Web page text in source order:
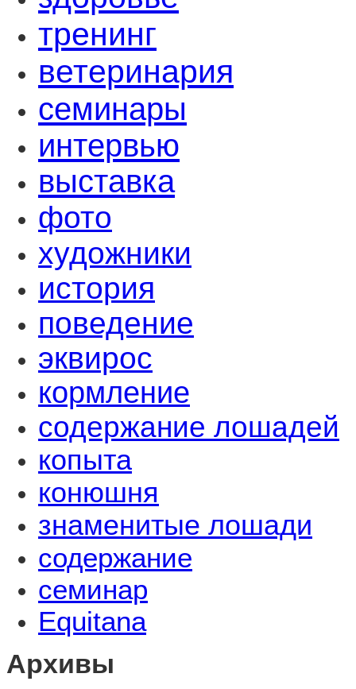
тренинг
ветеринария
семинары
интервью
выставка
фото
художники
история
поведение
эквирос
кормление
содержание лошадей
копыта
конюшня
знаменитые лошади
содержание
семинар
Equitana
Архивы